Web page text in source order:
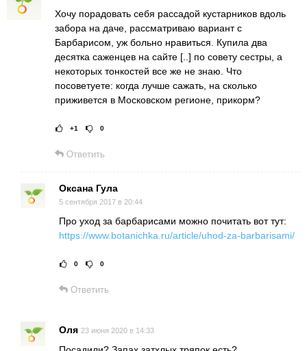
Хочу порадовать себя рассадой кустарников вдоль
забора на даче, рассматриваю вариант с
Барбарисом, уж больно нравиться. Купила два
десятка саженцев на сайте [..] по совету сестры, а
некоторых тонкостей все же не знаю. Что
посоветуете: когда лучше сажать, на сколько
приживется в Московском регионе, прикорм?
Рейтинг статьи:
+1 0
Ответить
Оксана Гула
5 сентября 2017 в 20:44
Про уход за барбарисами можно почитать вот тут:
https://www.botanichka.ru/article/uhod-za-barbarisami/
Рейтинг статьи:
0 0
Ответить
Оля 23 июня 2020 в 14:33